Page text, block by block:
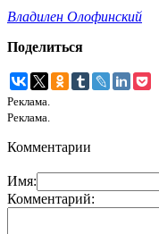
Владилен Олофинский
Поделиться
Реклама.
Реклама.
Комментарии
Имя:
Комментарий: